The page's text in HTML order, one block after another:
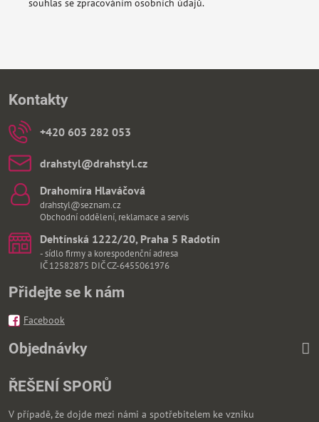
souhlas se zpracováním osobních údajů.
Kontakty
+420 603 282 053
drahstyl​@drahstyl​.cz
Drahomíra Hlaváčová
drahstyl@seznam.cz
Obchodní oddělení, reklamace a servis
Dehtínská 1222/20, Praha 5 Radotín
- sídlo firmy a korespodenční adresa
IČ 12582875 DIČ CZ-6455061976
Přidejte se k nám
Facebook
Objednávky
ŘEŠENÍ SPORŮ
V případě, že dojde mezi námi a spotřebitelem ke vzniku